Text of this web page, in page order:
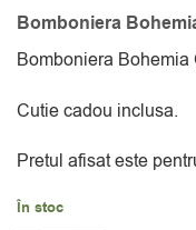
Bomboniera
Bomboniera Bohemia
Cutie cadou inclusa.
Pretul afisat este
În stoc